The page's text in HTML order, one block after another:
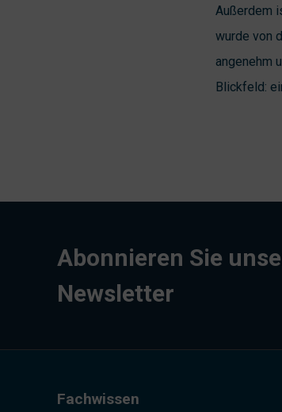
Außerdem
wurde von
angenehm
Blickfeld:
Abonnieren Sie
Newsletter
Fachwissen